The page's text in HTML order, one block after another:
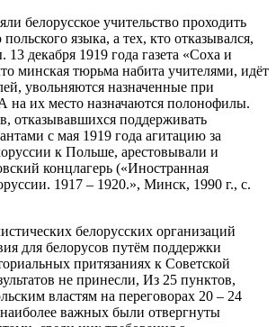
белорусское учительство проходить
языка, а тех, кто отказывался,
13 декабря 1919 года газета «Соха и
минская тюрьма набита учителями, идёт
увольняются назначенные при
на их место назначаются полонофилы.
отказывавшихся поддерживать
с мая 1919 года агитацию за
к Польше, арестовывали и
концлагерь («Иностранная
1917 – 1920.», Минск, 1990 г., с.
белорусских организаций
для белорусов путём поддержки
притязаниях к Советской
не принесли, Из 25 пунктов,
властям на переговорах 20 – 24
важных были отвергнуты